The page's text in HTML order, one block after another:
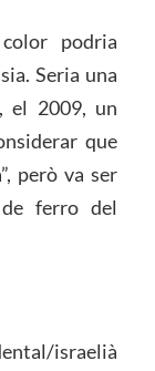
podria
Seria una
el 2009, un
que
però va ser
ferro del
israelià